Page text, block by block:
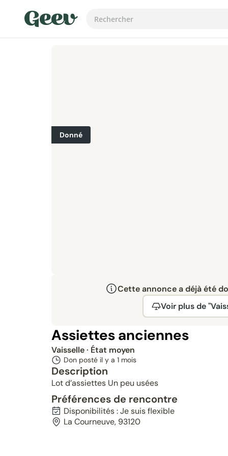
Donné
Cette annonce a déjà été
Voir plus de
Assiettes anciennes
Vaisselle· État moyen
Don posté il y a 1 mois
Description
Lot d’assiettes Un peu usées
Préférences de rencontre
Disponibilités : Je suis flexible
La Courneuve, 93120